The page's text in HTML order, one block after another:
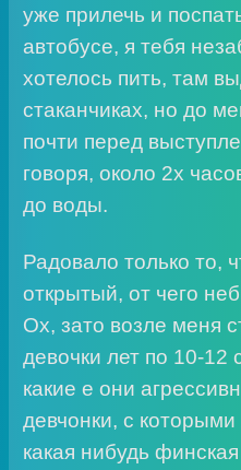
уже прилечь и
автобусе, я тебя
хотелось пить, там
стаканчиках, но до
почти перед
говоря, около 2х
до воды.
Радовало только то,
открытый, от чего
Ох, зато возле меня
девочки лет по 10-
какие е они
девчонки, с
какая нибудь